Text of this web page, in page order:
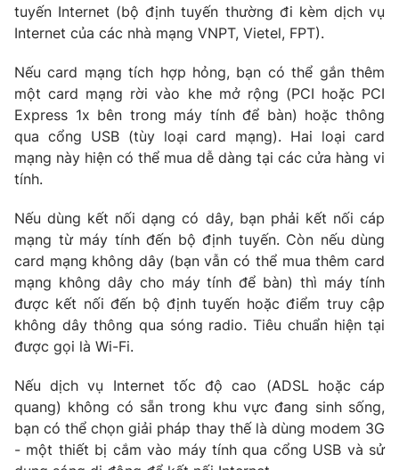
tuyến Internet (bộ định tuyến thường đi kèm dịch vụ
Internet của các nhà mạng VNPT, Vietel, FPT).
Nếu card mạng tích hợp hỏng, bạn có thể gắn thêm
một card mạng rời vào khe mở rộng (PCI hoặc PCI
Express 1x bên trong máy tính để bàn) hoặc thông
qua cổng USB (tùy loại card mạng). Hai loại card
mạng này hiện có thể mua dễ dàng tại các cửa hàng vi
tính.
Nếu dùng kết nối dạng có dây, bạn phải kết nối cáp
mạng từ máy tính đến bộ định tuyến. Còn nếu dùng
card mạng không dây (bạn vẫn có thể mua thêm card
mạng không dây cho máy tính để bàn) thì máy tính
được kết nối đến bộ định tuyến hoặc điểm truy cập
không dây thông qua sóng radio. Tiêu chuẩn hiện tại
được gọi là Wi-Fi.
Nếu dịch vụ Internet tốc độ cao (ADSL hoặc cáp
quang) không có sẵn trong khu vực đang sinh sống,
bạn có thể chọn giải pháp thay thế là dùng modem 3G
- một thiết bị cắm vào máy tính qua cổng USB và sử